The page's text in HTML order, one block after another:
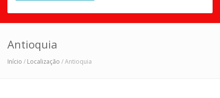
Antioquia
Início / Localização / Antioquia